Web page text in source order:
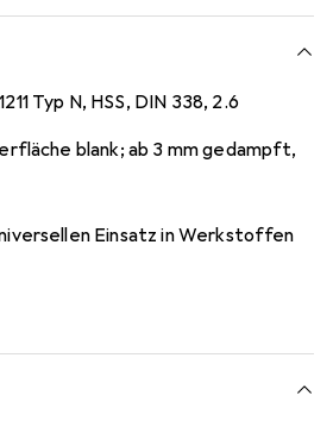
Typ N, HSS, DIN 338, 2.6
blank; ab 3 mm gedampft,
Einsatz in Werkstoffen